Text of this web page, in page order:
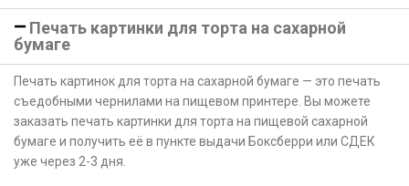
Печать картинки для торта на сахарной
бумаге
Печать картинок для торта на сахарной бумаге — это печать
съедобными чернилами на пищевом принтере. Вы можете
заказать печать картинки для торта на пищевой сахарной
бумаге и получить её в пункте выдачи Боксберри или СДЕК
уже через 2-3 дня.